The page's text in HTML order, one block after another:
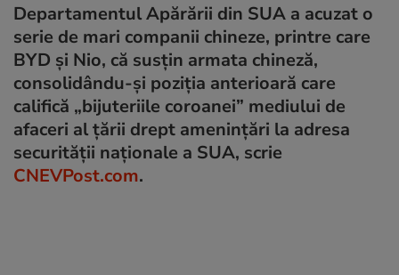
Departamentul Apărării din SUA a acuzat o
serie de mari companii chineze, printre care
BYD și Nio, că susțin armata chineză,
consolidându-și poziția anterioară care
califică „bijuteriile coroanei” mediului de
afaceri al țării drept amenințări la adresa
securității naționale a SUA, scrie
CNEVPost.com.